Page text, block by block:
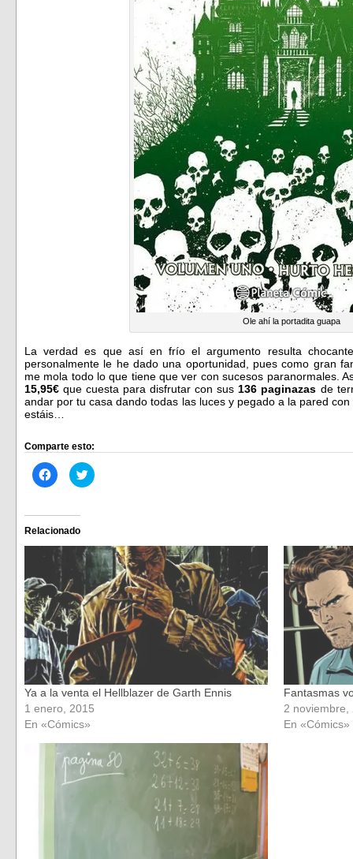
Ole ahí la portadita guapa
La verdad es que así en frío el argumento resulta
personalmente le he dado una oportunidad, pues como gran
me mola todo lo que tiene que ver con sucesos paranormales.
15,95€ que cuesta para disfrutar con sus 136 paginazas de
andar por tu casa dando todas las luces y pegado a la pared
estáis…
Comparte esto:
Haz
clic
Facebook
(Se
abre
en
una
ventana
nueva)
Haz
clic
en
una
ventana
nueva)
Relacionado
Ya a la venta el Hellblazer de Garth Ennis
1 enero, 2015
En «Cómics»
Fantasmas
2 noviembre,
En «Cómics»